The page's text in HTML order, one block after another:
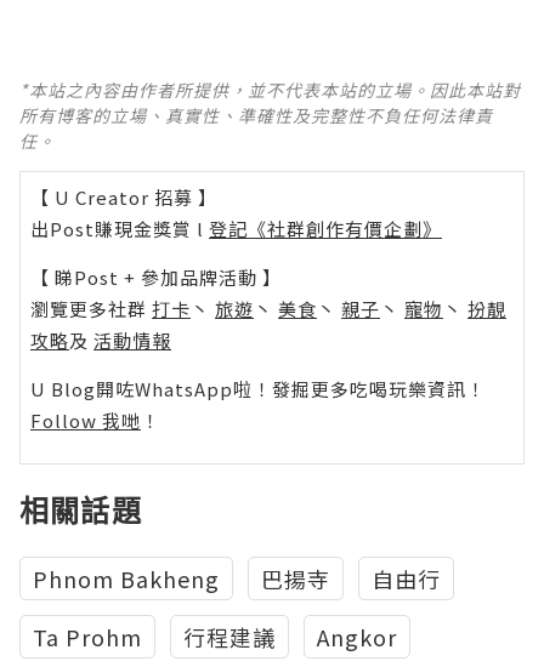
*本站之內容由作者所提供，並不代表本站的立場。因此本站對
所有博客的立場、真實性、準確性及完整性不負任何法律責
任。
【 U Creator 招募 】
出Post賺現金獎賞 l 登記《社群創作有價企劃》
【 睇Post + 參加品牌活動 】
瀏覽更多社群 打卡 丶 旅遊 丶 美食 丶 親子 丶 寵物 丶 扮靚
攻略及 活動情報
U Blog開咗WhatsApp啦！發掘更多吃喝玩樂資訊！
Follow 我哋 ！
相關話題
Phnom Bakheng 巴揚寺
自由行
Ta Prohm
行程建議
Angkor